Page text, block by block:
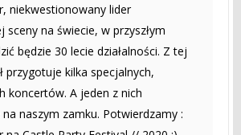
niekwestionowany lider
sceny na świecie, w przyszłym
będzie 30 lecie działalności. Z tej
przygotuje kilka specjalnych,
koncertów. A jeden z nich
naszym zamku. Potwierdzamy :